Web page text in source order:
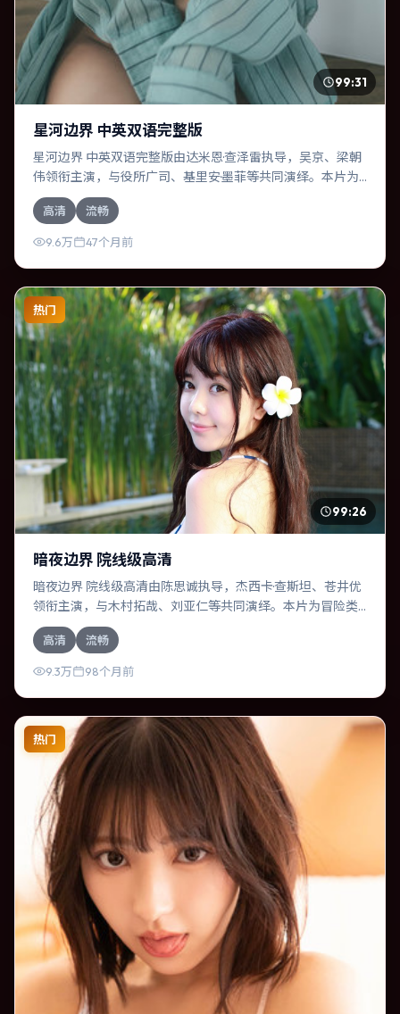
99:31
星河边界 中英双语完整版
星河边界 中英双语完整版由达米恩·查泽雷执导，吴京、梁朝
伟领衔主演，与役所广司、基里安·墨菲等共同演绎。本片为
科幻类型，主要班底与取景来自英国。时间循环困住主角，
每一次醒来规则都在改变。影片整体气质温暖，节奏紧凑，
人物动机清晰，适合喜欢强情节与细腻表演的观众。
高清 流畅
9.6万 47个月前
热门
99:26
暗夜边界 院线级高清
暗夜边界 院线级高清由陈思诚执导，杰西卡·查斯坦、苍井优
领衔主演，与木村拓哉、刘亚仁等共同演绎。本片为冒险类
型，主要班底与取景来自德国。时间循环困住主角，每一次
醒来规则都在改变。影片整体气质克制，节奏紧凑，人物动
机清晰，适合喜欢强情节与细腻表演的观众。
高清 流畅
9.3万 98个月前
热门